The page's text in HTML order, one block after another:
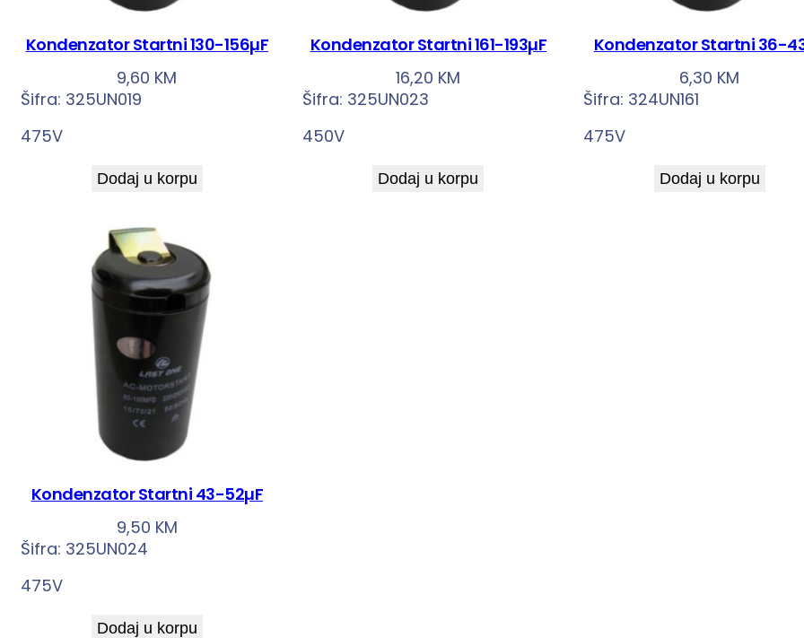
Kondenzator Startni 130-156µF
9,60 KM
Šifra: 325UN019
475V
Dodaj u korpu
Kondenzator Startni 161-193µF
16,20 KM
Šifra: 325UN023
450V
Dodaj u korpu
Kondenzator Startni 36-
6,30 KM
Šifra: 324UN161
475V
Dodaj u korpu
Kondenzator Startni 43-52µF
9,50 KM
Šifra: 325UN024
475V
Dodaj u korpu